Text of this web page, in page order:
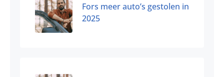
Fors meer auto’s gestolen in
2025